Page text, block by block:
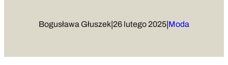
Bogusława Głuszek|26 lutego 2025|Moda